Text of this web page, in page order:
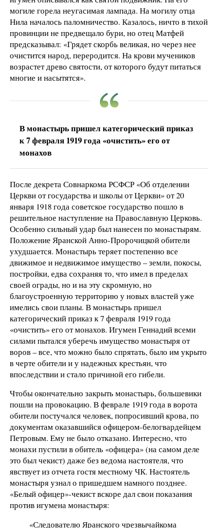
могиле горела неугасимая лампада. На могилу отца
Нила началось паломничество. Казалось, ничто в тихой
провинции не предвещало бури, но отец Матфей
предсказывал: «Грядет скорбь великая, но через нее
очистится народ, переродится. На крови мучеников
возрастет древо святости, от которого будут питаться
многие и насытятся».
В монастырь пришел категорический приказ
к 7 февраля 1919 года «очистить» его от
монахов
После декрета Совнаркома РСФСР «Об отделении
Церкви от государства и школы от Церкви» от 20
января 1918 года советское государство пошло в
решительное наступление на Православную Церковь.
Особенно сильный удар был нанесен по монастырям.
Положение Яранской Анно-Пророчицкой обители
ухудшается. Монастырь теряет постепенно все
движимое и недвижимое имущество – земли, покосы,
постройки, едва сохраняя то, что имел в пределах
своей ограды, но и на эту скромную, но
благоустроенную территорию у новых властей уже
имелись свои планы. В монастырь пришел
категорический приказ к 7 февраля 1919 года
«очистить» его от монахов. Игумен Геннадий всеми
силами пытался уберечь имущество монастыря от
воров – все, что можно было спрятать, было им укрыто
в черте обители и у надежных крестьян, что
впоследствии и стало причиной его гибели.
Чтобы окончательно закрыть монастырь, большевики
пошли на провокацию. В феврале 1919 года в ворота
обители постучался человек, попросивший крова, по
документам оказавшийся офицером-белогвардейцем
Петровым. Ему не было отказано. Интересно, что
монахи пустили в обитель «офицера» (на самом деле
это был чекист) даже без ведома настоятеля, что
явствует из отчета гостя местному ЧК. Настоятель
монастыря узнал о пришедшем намного позднее.
«Белый офицер»-чекист вскоре дал свои показания
против игумена монастыря:
«Следователю Яранского чрезвычайкома